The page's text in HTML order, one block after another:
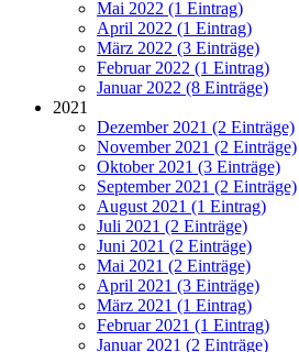
Mai 2022 (1 Eintrag)
April 2022 (1 Eintrag)
März 2022 (3 Einträge)
Februar 2022 (1 Eintrag)
Januar 2022 (8 Einträge)
2021
Dezember 2021 (2 Einträge)
November 2021 (2 Einträge)
Oktober 2021 (3 Einträge)
September 2021 (2 Einträge)
August 2021 (1 Eintrag)
Juli 2021 (2 Einträge)
Juni 2021 (2 Einträge)
Mai 2021 (2 Einträge)
April 2021 (3 Einträge)
März 2021 (1 Eintrag)
Februar 2021 (1 Eintrag)
Januar 2021 (2 Einträge)